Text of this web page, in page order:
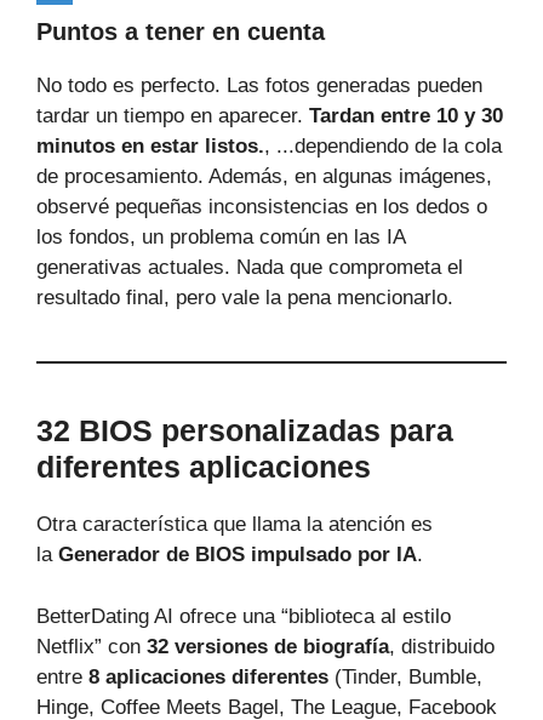
Puntos a tener en cuenta
No todo es perfecto. Las fotos generadas pueden
tardar un tiempo en aparecer. Tardan entre 10 y 30
minutos en estar listos., ...dependiendo de la cola
de procesamiento. Además, en algunas imágenes,
observé pequeñas inconsistencias en los dedos o
los fondos, un problema común en las IA
generativas actuales. Nada que comprometa el
resultado final, pero vale la pena mencionarlo.
32 BIOS personalizadas para
diferentes aplicaciones
Otra característica que llama la atención es
la Generador de BIOS impulsado por IA.
BetterDating AI ofrece una “biblioteca al estilo
Netflix” con 32 versiones de biografía, distribuido
entre 8 aplicaciones diferentes (Tinder, Bumble,
Hinge, Coffee Meets Bagel, The League, Facebook